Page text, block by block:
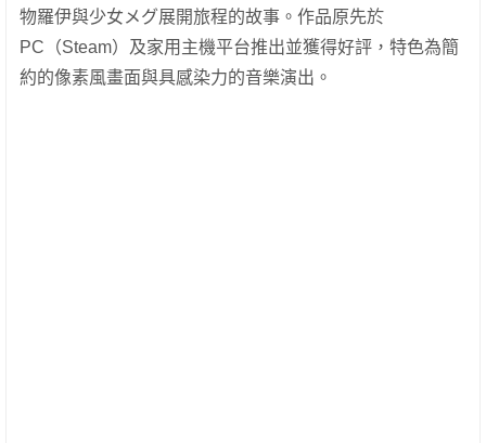
物羅伊與少女メグ展開旅程的故事。作品原先於
PC（Steam）及家用主機平台推出並獲得好評，特色為簡
約的像素風畫面與具感染力的音樂演出。